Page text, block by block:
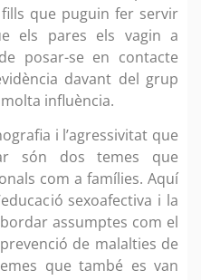
que puguin fer servir
els pares els vagin a
posar-se en contacte
davant del grup
influència.
i l’agressivitat que
són dos temes que
com a famílies. Aquí
sexoafectiva i la
assumptes com el
de malalties de
que també es van